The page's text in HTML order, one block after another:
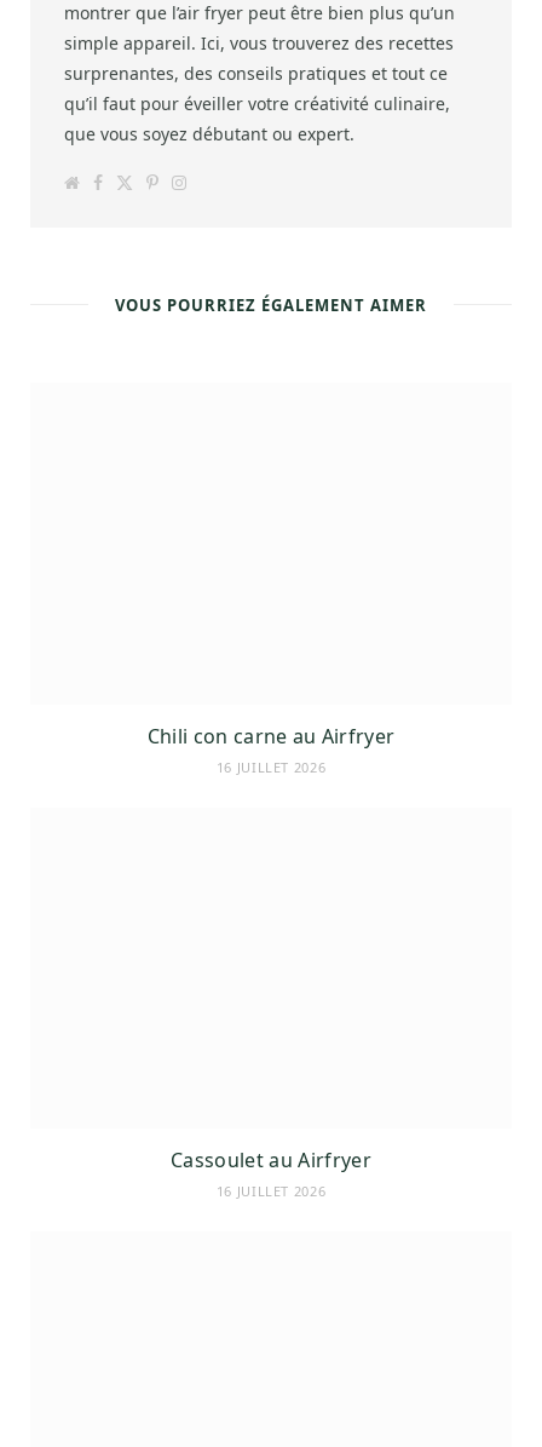
montrer que l’air fryer peut être bien plus qu’un
simple appareil. Ici, vous trouverez des recettes
surprenantes, des conseils pratiques et tout ce
qu’il faut pour éveiller votre créativité culinaire,
que vous soyez débutant ou expert.
F
P
s
I
a
VOUS POURRIEZ ÉGALEMENT AIMER
Chili con carne au Airfryer
16 JUILLET 2026
Cassoulet au Airfryer
16 JUILLET 2026